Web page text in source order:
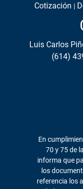
Cotización
Luis Carlos
(614)
En
70 y 75 de
informa que
los
referencia los